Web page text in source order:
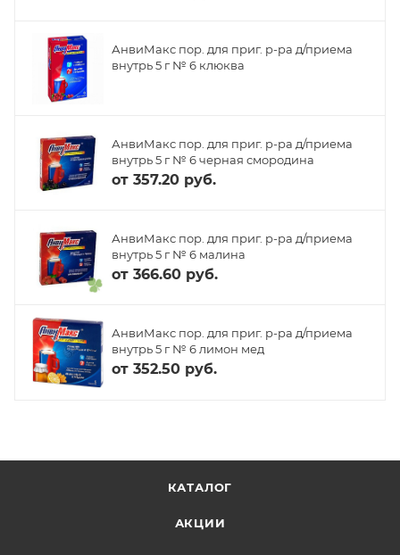
АнвиМакс пор. для приг. р-ра д/приема
внутрь 5 г № 6 клюква
АнвиМакс пор. для приг. р-ра д/приема
внутрь 5 г № 6 черная смородина
от 357.20 руб.
АнвиМакс пор. для приг. р-ра д/приема
внутрь 5 г № 6 малина
от 366.60 руб.
АнвиМакс пор. для приг. р-ра д/приема
внутрь 5 г № 6 лимон мед
от 352.50 руб.
КАТАЛОГ
АКЦИИ